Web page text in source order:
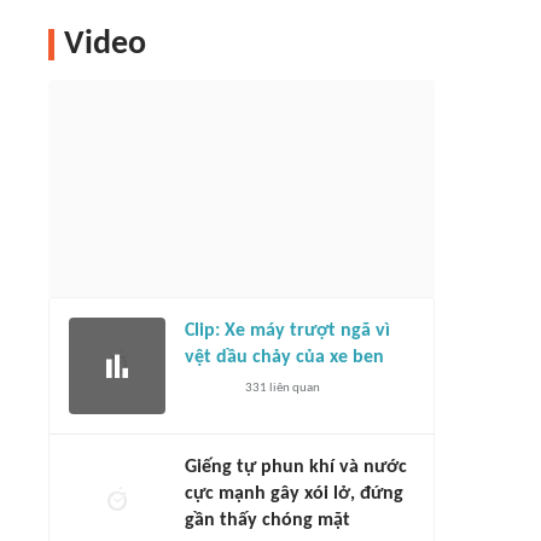
Video
Clip: Xe máy trượt ngã vì
vệt dầu chảy của xe ben
331 liên quan
Giếng tự phun khí và nước
cực mạnh gây xói lở, đứng
gần thấy chóng mặt